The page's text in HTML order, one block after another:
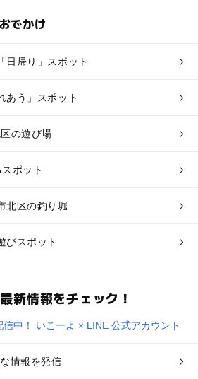
でかけ
日帰り」スポット
あう」スポット
の遊び場
ポット
北区の釣り堀
びスポット
新情報をチェック！
情報を発信